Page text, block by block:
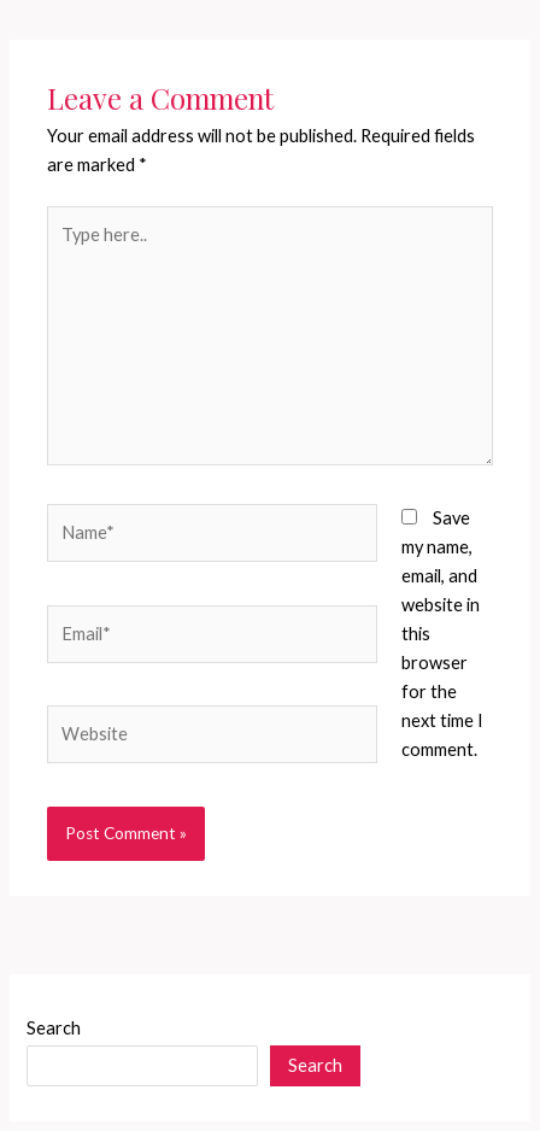
Leave a Comment
Your email address will not be published. Required fields
are marked *
here..
Save
my name,
email, and
website in
this
browser
for the
next time I
comment.
Search
Search